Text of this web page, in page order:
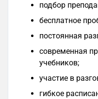
подбор
бесплатное
постоянная
современная
учебников;
участие в
гибкое